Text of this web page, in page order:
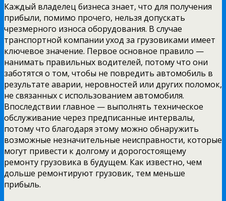
Каждый владелец бизнеса знает, что для получения
прибыли, помимо прочего, нельзя допускать
чрезмерного износа оборудования. В случае
транспортной компании уход за грузовиками имеет
ключевое значение. Первое основное правило —
нанимать правильных водителей, потому что они
заботятся о том, чтобы не повредить автомобиль в
результате аварии, неровностей или других поломок,
не связанных с использованием автомобиля.
Впоследствии главное — выполнять техническое
обслуживание через предписанные интервалы,
потому что благодаря этому можно обнаружить
возможные незначительные неисправности, которые
могут привести к долгому и дорогостоящему
ремонту грузовика в будущем. Как известно, чем
дольше ремонтируют грузовик, тем меньше
прибыль.